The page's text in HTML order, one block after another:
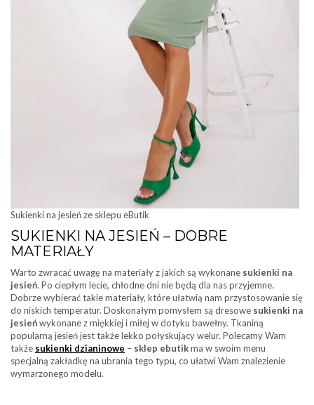
Sukienki na jesień ze sklepu eButik
SUKIENKI NA JESIEŃ – DOBRE
MATERIAŁY
Warto zwracać uwagę na materiały z jakich są wykonane sukienki na
jesień. Po ciepłym lecie, chłodne dni nie będą dla nas przyjemne.
Dobrze wybierać takie materiały, które ułatwią nam przystosowanie się
do niskich temperatur. Doskonałym pomysłem są dresowe sukienki na
jesieńwykonane z miękkiej i miłej w dotyku bawełny. Tkaniną
popularną jesień jest także lekko połyskujący welur. Polecamy Wam
także sukienki dzianinowe – sklep ebutikma w swoim menu
specjalną zakładkę na ubrania tego typu, co ułatwi Wam znalezienie
wymarzonego modelu.